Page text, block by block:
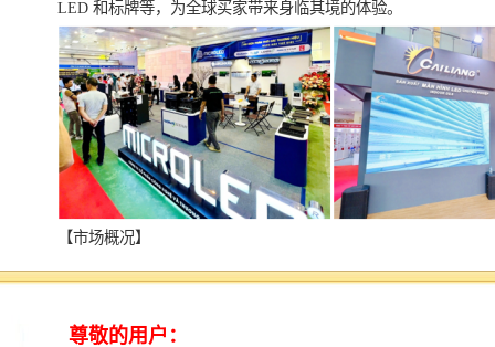
LED 和标牌等，为全球买家带来身临其境的体验。
【市场概况】
近年来越南显示屏和系统集成市场规模持续扩大，保持
越南经济的快速发展和数字化转型的加速，显示屏和系